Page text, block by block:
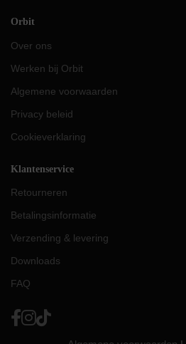
Orbit
Over ons
Werken bij Orbit
Algemene voorwaarden
Privacy beleid
Cookieverklaring
Klantenservice
Retourneren
Betalingsinformatie
Verzending & levering
Downloads
FAQ